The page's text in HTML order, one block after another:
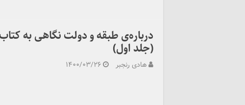
درباره‌ی طبقه و دولت نگاهی به
(جلد اول)
هادی رنجبر ۱۴۰۰/۰۳/۲۶